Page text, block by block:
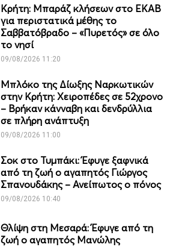
Κρήτη: Μπαράζ κλήσεων στο ΕΚΑΒ
για περιστατικά μέθης το
Σαββατόβραδο – «Πυρετός» σε όλο
το νησί
09/08/2026 11:20
Μπλόκο της Δίωξης Ναρκωτικών
στην Κρήτη: Χειροπέδες σε 52χρονο
– Βρήκαν κάνναβη και δενδρύλλια
σε πλήρη ανάπτυξη
09/08/2026 11:00
Σοκ στο Τυμπάκι: Έφυγε ξαφνικά
από τη ζωή ο αγαπητός Γιώργος
Σπανουδάκης – Ανείπωτος ο πόνος
09/08/2026 10:40
Θλίψη στη Μεσαρά: Έφυγε από τη
ζωή ο αγαπητός Μανώλης